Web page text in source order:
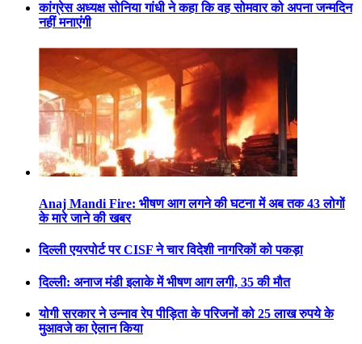
कांग्रेस अध्यक्ष सोनिया गांधी ने कहा कि वह सोमवार को अपना जन्मदिन
नहीं मनाएंगी
Anaj Mandi Fire: भीषण आग लगने की घटना में अब तक 43 लोगों
के मारे जाने की खबर
दिल्ली एयरपोर्ट पर CISF ने चार विदेशी नागरिकों को पकड़ा
दिल्ली: अनाज मंडी इलाके में भीषण आग लगी, 35 की मौत
योगी सरकार ने उन्नाव रेप पीड़िता के परिजनों को 25 लाख रुपये के
मुआवजे का ऐलान किया